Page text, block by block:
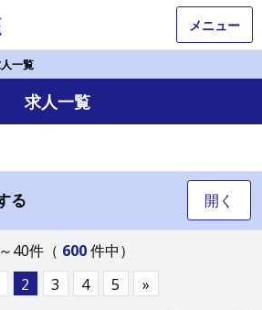
メニュー
一覧
求人一覧
る 開く
40件（ 600 件中）
2 3 4 5 »